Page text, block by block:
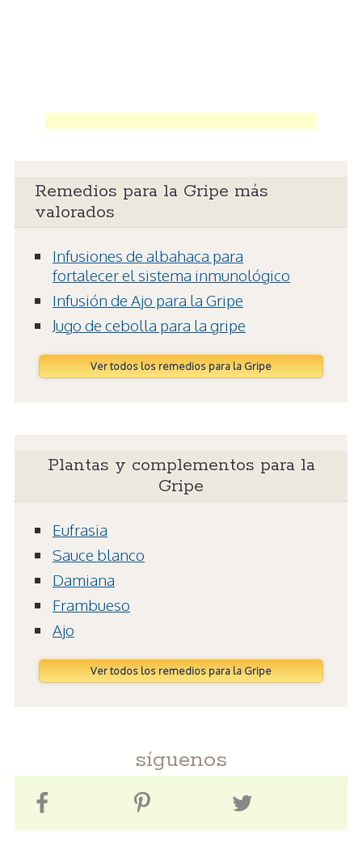
Remedios para la Gripe más
valorados
Infusiones de albahaca para
fortalecer el sistema inmunológico
Infusión de Ajo para la Gripe
Jugo de cebolla para la gripe
Ver todos los remedios para la Gripe
Plantas y complementos para la
Gripe
Eufrasia
Sauce blanco
Damiana
Frambueso
Ajo
Ver todos los remedios para la Gripe
síguenos